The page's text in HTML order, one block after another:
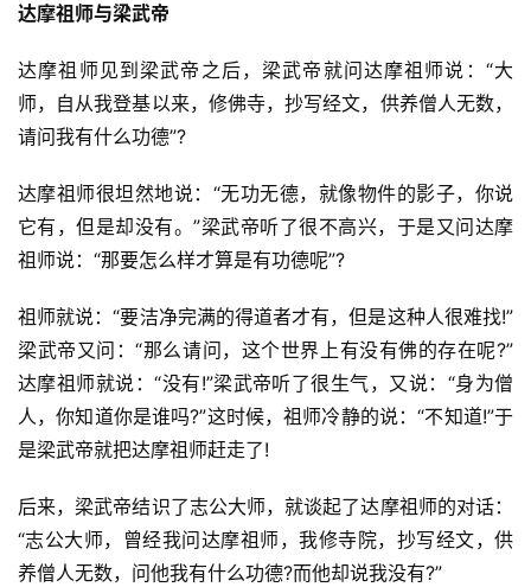
资
讯
达摩祖师与梁武帝
达摩祖师见到梁武帝之后，梁武帝就问达摩祖师说：“大
师，自从我登基以来，修佛寺，抄写经文，供养僧人无数，
请问我有什么功德”?
达摩祖师很坦然地说：“无功无德，就像物件的影子，你说
它有，但是却没有。”梁武帝听了很不高兴，于是又问达摩
祖师说：“那要怎么样才算是有功德呢”?
祖师就说：“要洁净完满的得道者才有，但是这种人很难找!”
梁武帝又问：“那么请问，这个世界上有没有佛的存在呢?”
达摩祖师就说：“没有!”梁武帝听了很生气，又说：“身为僧
人，你知道你是谁吗?”这时候，祖师冷静的说：“不知道!”于
是梁武帝就把达摩祖师赶走了!
后来，梁武帝结识了志公大师，就谈起了达摩祖师的对话：
“志公大师，曾经我问达摩祖师，我修寺院，抄写经文，供
养僧人无数，问他我有什么功德?而他却说我没有?”